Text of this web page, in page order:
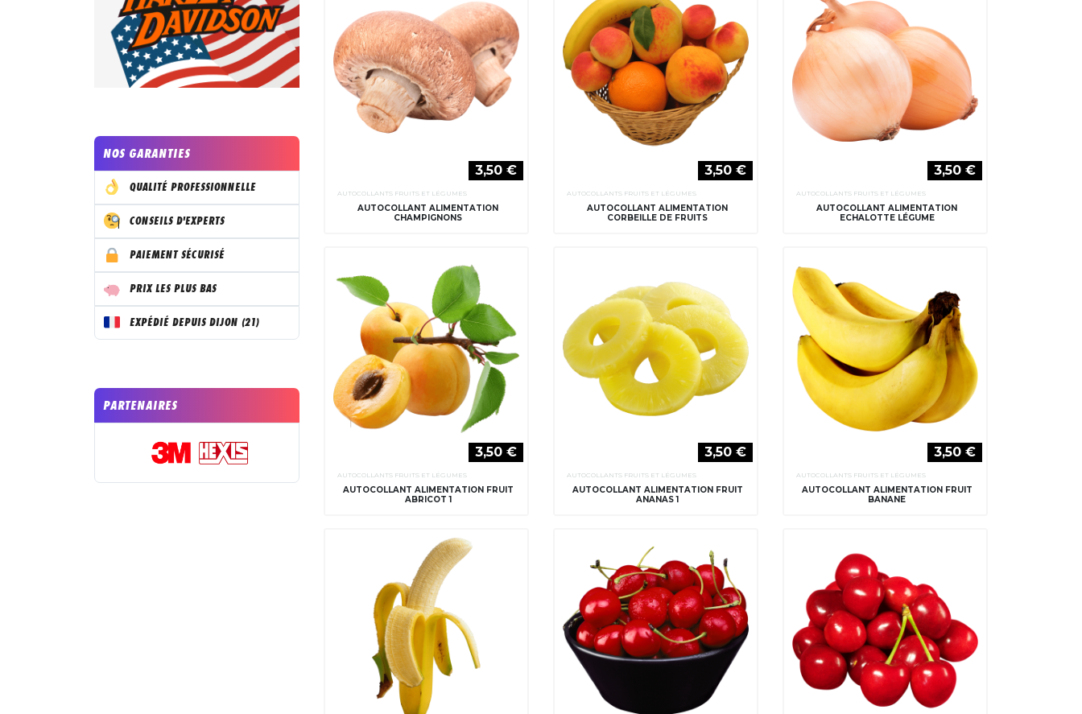
3,50 €
AUTOCOLLANTS FRUITS ET LÉGUMES
AUTOCOLLANT ALIMENTATION
CHAMPIGNONS
3,50 €
AUTOCOLLANTS FRUITS ET LÉGUMES
AUTOCOLLANT ALIMENTATION
CORBEILLE DE FRUITS
3,50 €
AUTOCOLLANTS FRUITS ET LÉGUMES
AUTOCOLLANT ALIMENTATION
ECHALOTTE LÉGUME
3,50 €
AUTOCOLLANTS FRUITS ET LÉGUMES
AUTOCOLLANT ALIMENTATION FRUIT
ABRICOT 1
3,50 €
AUTOCOLLANTS FRUITS ET LÉGUMES
AUTOCOLLANT ALIMENTATION FRUIT
ANANAS 1
3,50 €
AUTOCOLLANTS FRUITS ET LÉGUMES
AUTOCOLLANT ALIMENTATION FRUIT
BANANE
NOS GARANTIES
QUALITÉ PROFESSIONNELLE
CONSEILS D'EXPERTS
PAIEMENT SÉCURISÉ
PRIX LES PLUS BAS
EXPÉDIÉ DEPUIS DIJON (21)
PARTENAIRES